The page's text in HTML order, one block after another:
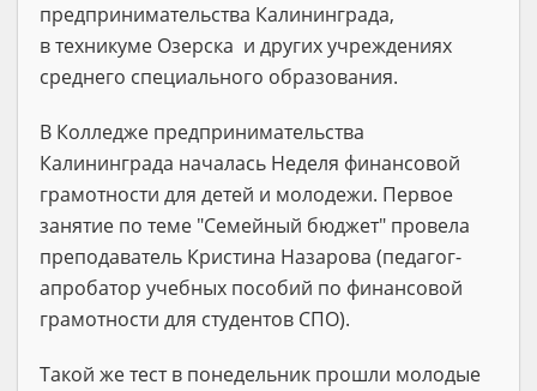
предпринимательства Калининграда,
в техникуме Озерска и других учреждениях
среднего специального образования.
В Колледже предпринимательства
Калининграда началась Неделя финансовой
грамотности для детей и молодежи. Первое
занятие по теме "Семейный бюджет" провела
преподаватель Кристина Назарова (педагог-
апробатор учебных пособий по финансовой
грамотности для студентов СПО).
Такой же тест в понедельник прошли молодые